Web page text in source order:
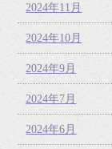
2024年11月
2024年10月
2024年9月
2024年7月
2024年6月